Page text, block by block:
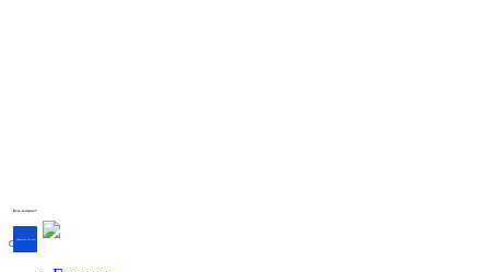
Есть вопрос?
Напишите об этом